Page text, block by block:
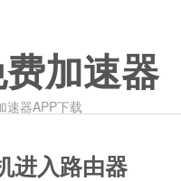
加速器
速器APP下载
进入路由器